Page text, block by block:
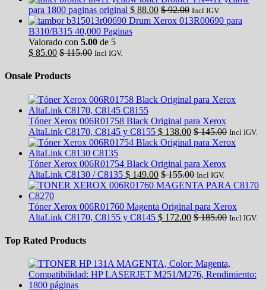
para 1800 paginas original $ 88.00 $92.00 Incl IGV.
Drum Xerox 013R00690 para
B310/B315 40,000 Paginas
Valorado con 5.00 de 5
$ 85.00 $115.00 Incl IGV.
Onsale Products
Tóner Xerox 006R01758 Black Original para Xerox
AltaLink C8170, C8145 y C8155 $ 138.00 $145.00 Incl IGV.
Tóner Xerox 006R01754 Black Original para Xerox
AltaLink C8130 / C8135 $ 149.00 $155.00 Incl IGV.
Tóner Xerox 006R01760 Magenta Original para Xerox
AltaLink C8170, C8155 y C8145 $ 172.00 $185.00 Incl IGV.
Top Rated Products